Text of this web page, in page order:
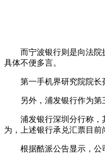
而宁波银行则是向法院提
具体不便多言。
第一手机界研究院院长孙
另外，浦发银行作为第三
浦发银行深圳分行称，其
为，上述银行承兑汇票目前
根据酷派公告显示，公司